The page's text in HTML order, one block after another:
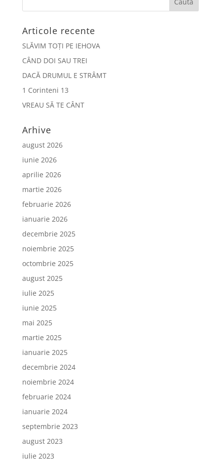
Articole recente
SLĂVIM TOȚI PE IEHOVA
CÂND DOI SAU TREI
DACĂ DRUMUL E STRÂMT
1 Corinteni 13
VREAU SĂ TE CÂNT
Arhive
august 2026
iunie 2026
aprilie 2026
martie 2026
februarie 2026
ianuarie 2026
decembrie 2025
noiembrie 2025
octombrie 2025
august 2025
iulie 2025
iunie 2025
mai 2025
martie 2025
ianuarie 2025
decembrie 2024
noiembrie 2024
februarie 2024
ianuarie 2024
septembrie 2023
august 2023
iulie 2023